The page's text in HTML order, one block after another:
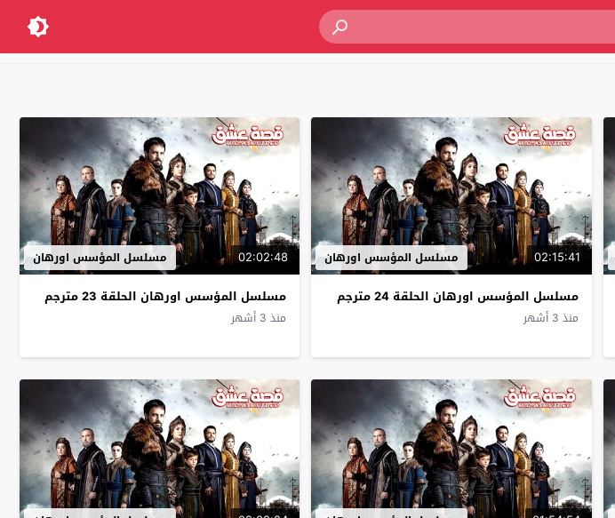
02:15:41 مسلسل المؤسس اورهان
مسلسل المؤسس اورهان الحلقة 24 مترجم
منذ 3 أشهر
02:02:48 مسلسل المؤسس اورهان
مسلسل المؤسس اورهان الحلقة 23 مترجم
منذ 3 أشهر